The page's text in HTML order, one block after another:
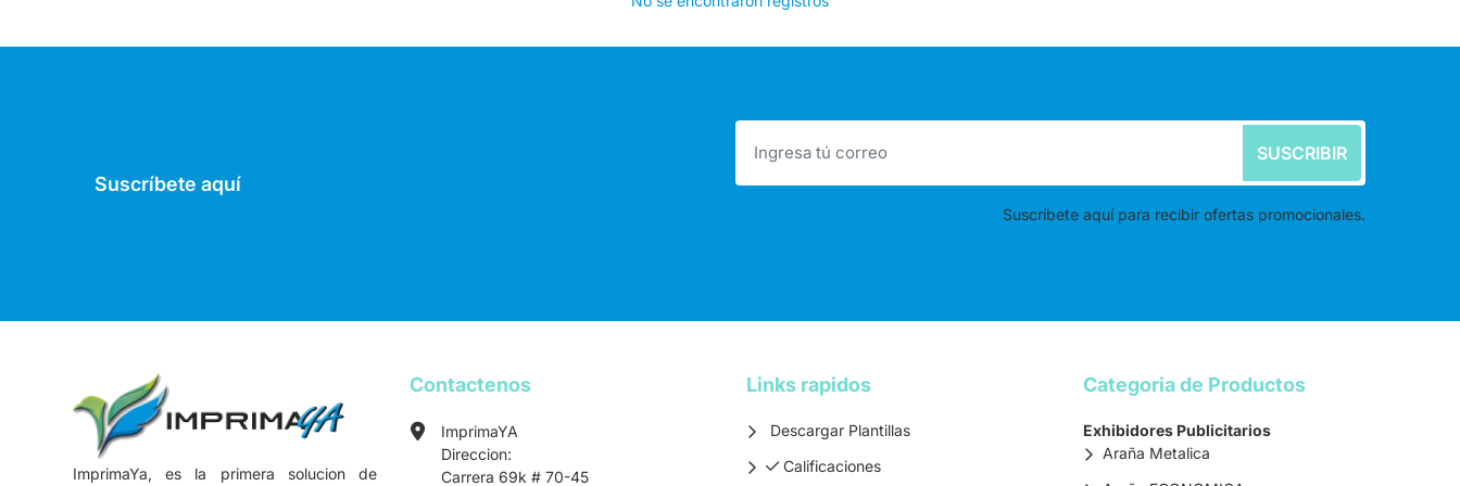
Suscríbete aquí
SUSCRIBIR
Suscríbete aquí para recibir ofertas promocionales.
ImprimaYa, es la primera solucion de
Contactenos
ImprimaYA
Direccion:
Carrera 69k # 70-45
Links rapidos
Descargar Plantillas
Calificaciones
Calificaciones
Categoria de Productos
Exhibidores Publicitarios
Araña Metalica